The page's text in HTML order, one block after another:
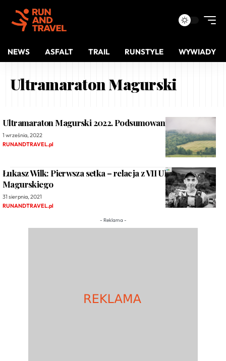
NEWS ASFALT TRAIL RUNSTYLE WYWIADY
Ultramaraton Magurski
Ultramaraton Magurski 2022. Podsumowanie
1 września, 2022
RUNANDTRAVEL.pl
Łukasz Wilk: Pierwsza setka – relacja z VII Ultramaratonu
Magurskiego
31 sierpnia, 2021
RUNANDTRAVEL.pl
- Reklama -